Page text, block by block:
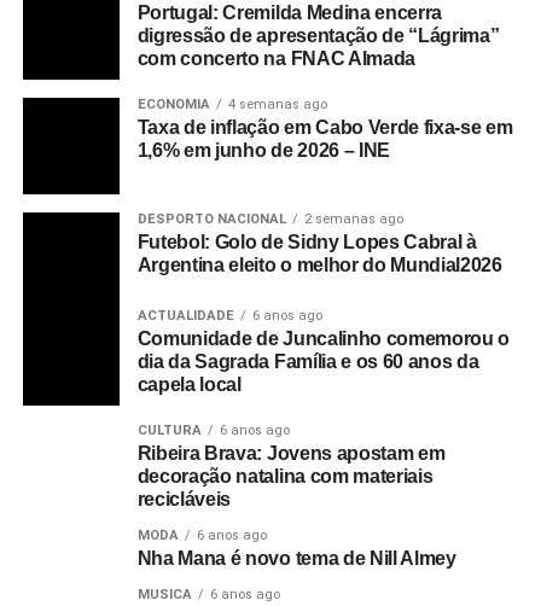
Portugal: Cremilda Medina encerra
digressão de apresentação de “Lágrima”
com concerto na FNAC Almada
ECONOMIA 4 semanas ago
Taxa de inflação em Cabo Verde fixa-se em
1,6% em junho de 2026 – INE
DESPORTO NACIONAL 2 semanas ago
Futebol: Golo de Sidny Lopes Cabral à
Argentina eleito o melhor do Mundial2026
ACTUALIDADE 6 anos ago
Comunidade de Juncalinho comemorou o
dia da Sagrada Família e os 60 anos da
capela local
CULTURA 6 anos ago
Ribeira Brava: Jovens apostam em
decoração natalina com materiais
recicláveis
MODA 6 anos ago
Nha Mana é novo tema de Nill Almey
MUSICA 6 anos ago